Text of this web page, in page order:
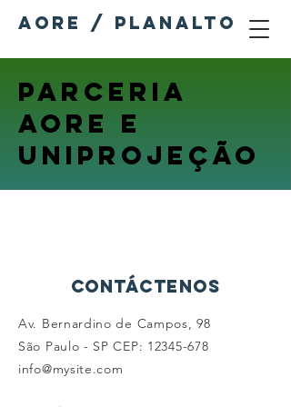
AORE / PLANALTO
parceria
aore e
uniprojeção
Contáctenos
Av. Bernardino de Campos, 98
São Paulo - SP CEP: 12345-678
info@mysite.com